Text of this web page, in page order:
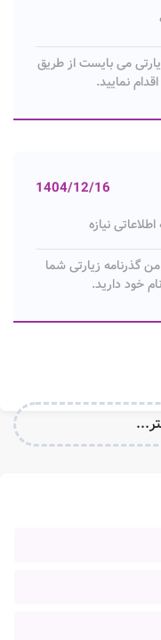
می بایست از طریق
1404/12/16
نیازه
گذرنامه زیارتی شما
خود دارید.